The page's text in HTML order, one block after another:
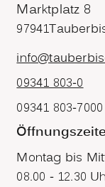
Marktplatz 8
97941
09341 803-0
09341 803-7000
Montag bis
08.00 - 12.30